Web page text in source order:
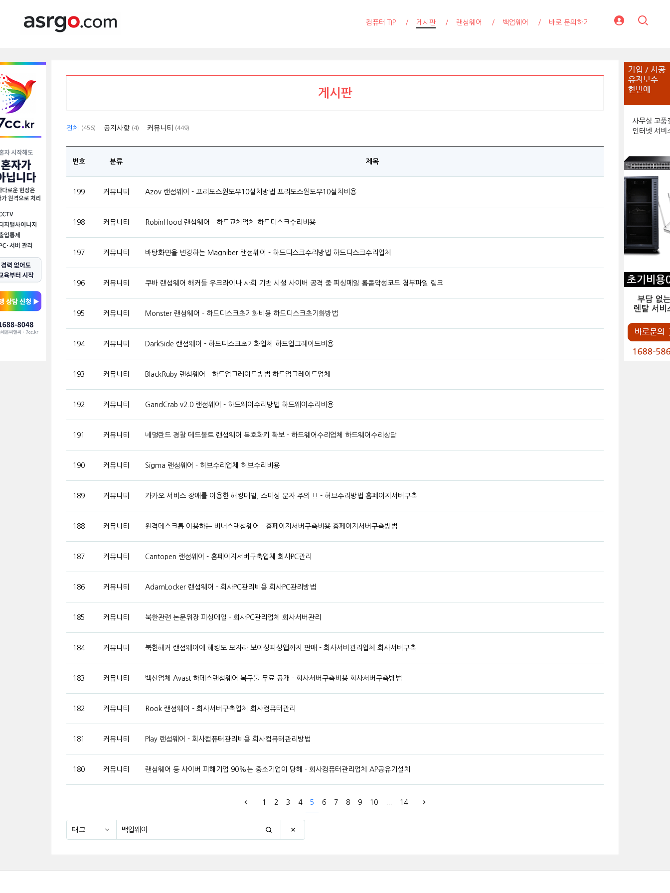
컴퓨터 TIP 게시판 랜섬웨어 백업웨어 바로 문의하기
게시판
전체 (456) 공지사항 (4) 커뮤니티 (449)
번호 분류 제목
199 커뮤니티 Azov 랜섬웨어 - 프리도스윈도우10설치방법 프리도스윈도우10설치비용
198 커뮤니티 RobinHood 랜섬웨어 - 하드교체업체 하드디스크수리비용
197 커뮤니티 바탕화면을 변경하는 Magniber 랜섬웨어 - 하드디스크수리방법 하드디스크수리업체
196 커뮤니티 쿠바 랜섬웨어 해커들 우크라이나 사회 기반 시설 사이버 공격 중 피싱메일 롬콤악성코드 첨부파일 링크
195 커뮤니티 Monster 랜섬웨어 - 하드디스크초기화비용 하드디스크초기화방법
194 커뮤니티 DarkSide 랜섬웨어 - 하드디스크초기화업체 하드업그레이드비용
193 커뮤니티 BlackRuby 랜섬웨어 - 하드업그레이드방법 하드업그레이드업체
192 커뮤니티 GandCrab v2.0 랜섬웨어 - 하드웨어수리방법 하드웨어수리비용
191 커뮤니티 네덜란드 경찰 데드볼트 랜섬웨어 복호화키 확보 - 하드웨어수리업체 하드웨어수리상담
190 커뮤니티 Sigma 랜섬웨어 - 허브수리업체 허브수리비용
189 커뮤니티 카카오 서비스 장애를 이용한 해킹메일, 스미싱 문자 주의 !! - 허브수리방법 홈페이지서버구축
188 커뮤니티 원격데스크톱 이용하는 비너스랜섬웨어 - 홈페이지서버구축비용 홈페이지서버구축방법
187 커뮤니티 Cantopen 랜섬웨어 - 홈페이지서버구축업체 회사PC관리
186 커뮤니티 AdamLocker 랜섬웨어 - 회사PC관리비용 회사PC관리방법
185 커뮤니티 북한관련 논문위장 피싱메일 - 회사PC관리업체 회사서버관리
184 커뮤니티 북한해커 랜섬웨어에 해킹도 모자라 보이싱피싱앱까지 판매 - 회사서버관리업체 회사서버구축
183 커뮤니티 백신업체 Avast 하데스랜섬웨어 복구툴 무료 공개 - 회사서버구축비용 회사서버구축방법
182 커뮤니티 Rook 랜섬웨어 - 회사서버구축업체 회사컴퓨터관리
181 커뮤니티 Play 랜섬웨어 - 회사컴퓨터관리비용 회사컴퓨터관리방법
180 커뮤니티 랜섬웨어 등 사이버 피해기업 90%는 중소기업이 당해 - 회사컴퓨터관리업체 AP공유기설치
1 2 3 4 5 6 7 8 9 10 14